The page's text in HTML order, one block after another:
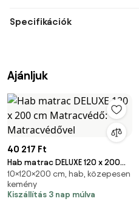
Specifikációk
Ajánljuk
40 217 Ft
Hab matrac DELUXE 120 x 200
cm Matracvédő:
Matracvédővel
10×120×200 cm, hab, közepesen
kemény
Kiszállítás 3 nap múlva